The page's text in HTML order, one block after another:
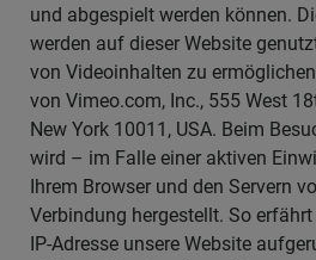
und abgespielt werden können.
werden auf dieser Website
von Videoinhalten zu
von Vimeo.com, Inc., 555 West
New York 10011, USA. Beim
wird – im Falle einer aktiven
Ihrem Browser und den Servern
Verbindung hergestellt. So
IP-Adresse unsere Website